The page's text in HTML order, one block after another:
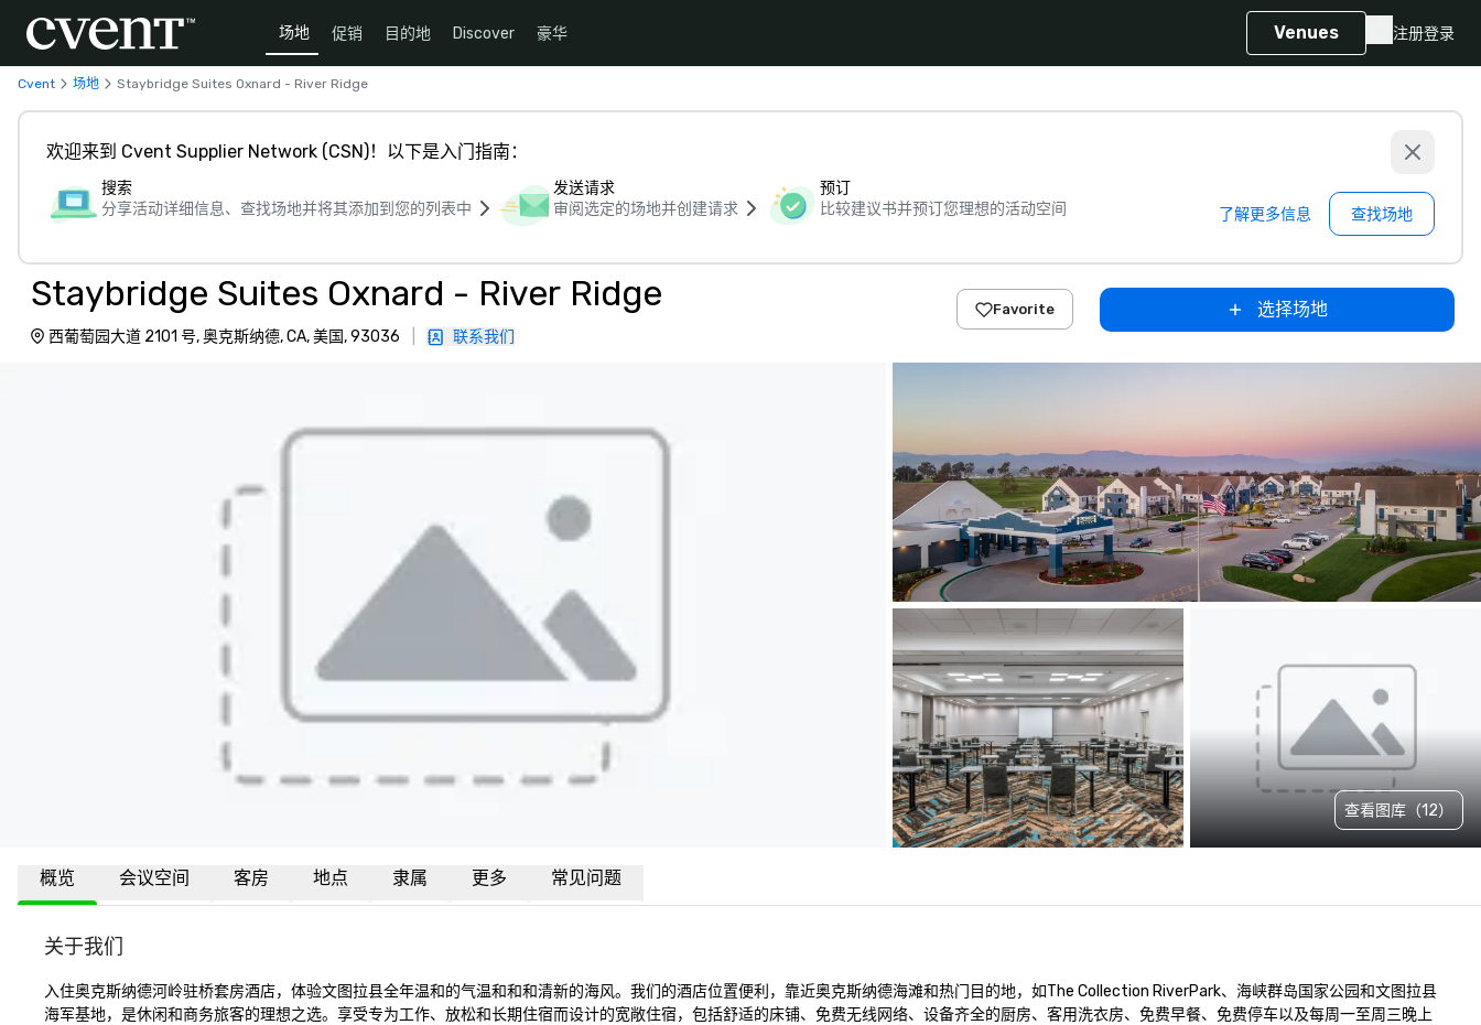
场地 促销 目的地 Discover 豪华 Venues 注册登录
Cvent 场地 Staybridge Suites Oxnard - River Ridge
欢迎来到 Cvent Supplier Network (CSN)！以下是入门指南：
搜索
分享活动详细信息、查找场地并将其添加到您的列表中
发送请求
审阅选定的场地并创建请求
预订
比较建议书并预订您理想的活动空间
了解更多信息 查找场地
Staybridge Suites Oxnard - River Ridge
西葡萄园大道 2101 号, 奥克斯纳德, CA, 美国, 93036 联系我们
Favorite 选择场地
查看图库（12）
概览 会议空间 客房 地点 隶属 更多 常见问题
关于我们
入住奥克斯纳德河岭驻桥套房酒店，体验文图拉县全年温和的气温和和和清新的海风。我们的酒店位置便利，靠近奥克斯纳德海滩和热门目的地，如The Collection RiverPark、海峡群岛国家公园和文图拉县
海军基地，是休闲和商务旅客的理想之选。享受专为工作、放松和长期住宿而设计的宽敞住宿，包括舒适的床铺、免费无线网络、设备齐全的厨房、客用洗衣房、免费早餐、免费停车以及每周一至周三晚上